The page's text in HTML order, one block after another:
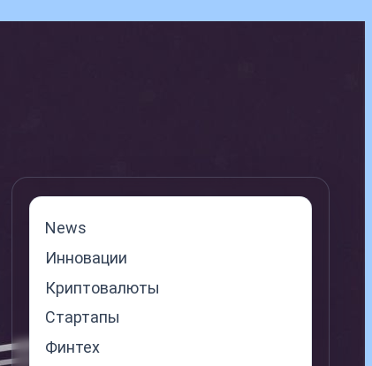
News
Инновации
Криптовалюты
Стартапы
Финтех